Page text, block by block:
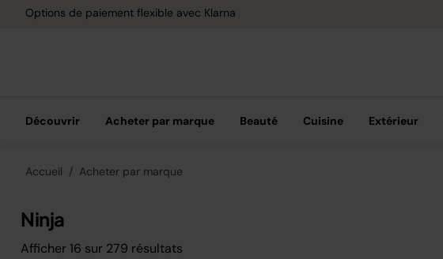
Découvrir Acheter par marque Beauté Cuisine Extérieur
Accueil Acheter par marque
Ninja
Afficher 16 sur 279 résultats